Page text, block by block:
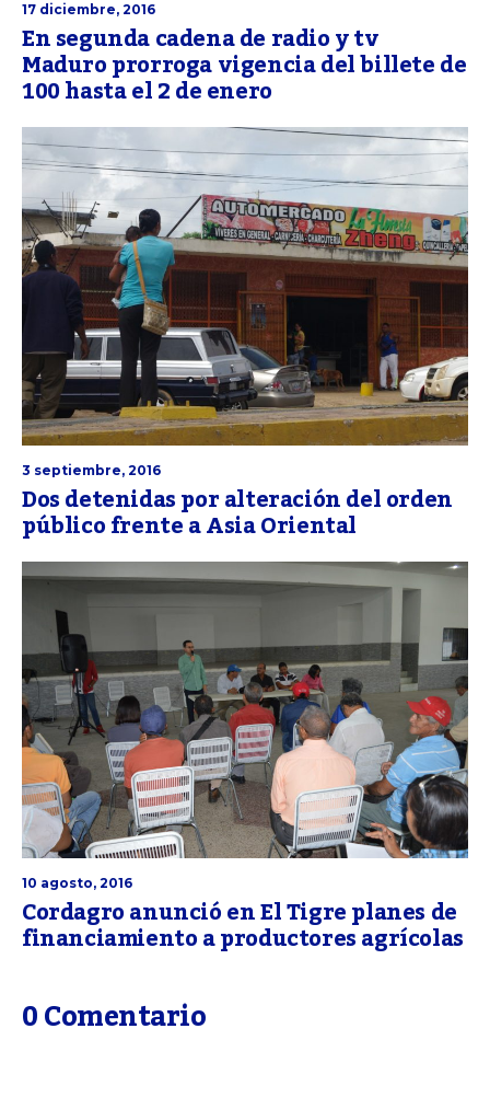
17 diciembre, 2016
En segunda cadena de radio y tv
Maduro prorroga vigencia del billete de
100 hasta el 2 de enero
3 septiembre, 2016
Dos detenidas por alteración del orden
público frente a Asia Oriental
10 agosto, 2016
Cordagro anunció en El Tigre planes de
financiamiento a productores agrícolas
0 Comentario